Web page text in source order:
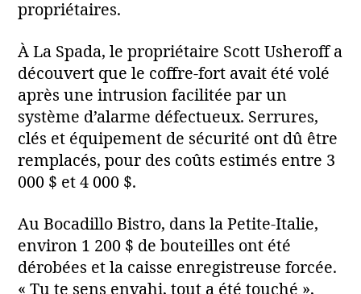
propriétaires.
À La Spada, le propriétaire Scott Usheroff a
découvert que le coffre‑fort avait été volé
après une intrusion facilitée par un
système d’alarme défectueux. Serrures,
clés et équipement de sécurité ont dû être
remplacés, pour des coûts estimés entre 3
000 $ et 4 000 $.
Au Bocadillo Bistro, dans la Petite‑Italie,
environ 1 200 $ de bouteilles ont été
dérobées et la caisse enregistreuse forcée.
« Tu te sens envahi, tout a été touché »,